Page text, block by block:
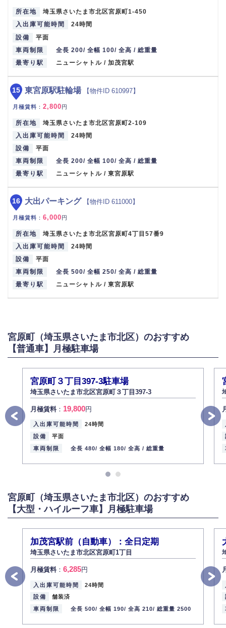
所在地
埼玉県さいたま市北区宮原町1-450
入出庫可能時間
24時間
設備
平面
車両制限
全長 200/ 全幅 100/ 全高 / 総重量
最寄り駅
ニューシャトル / 加茂宮駅
東宮原駅駐輪場 【物件ID 610997】
月極賃料 ： 2,800円
所在地
埼玉県さいたま市北区宮原町2-109
入出庫可能時間
24時間
設備
平面
車両制限
全長 200/ 全幅 100/ 全高 / 総重量
最寄り駅
ニューシャトル / 東宮原駅
15
大出パーキング 【物件ID 611000】
月極賃料 ： 6,000 円
所在地
埼玉県さいたま市北区宮原町4丁目57番9
入出庫可能時間
24時間
設備
平面
車両制限
全長 500/ 全幅 250/ 全高 / 総重量
最寄り駅
ニューシャトル / 東宮原駅
16
宮原町（埼玉県さいたま市北区）のおすすめ
【普通車】月極駐車場
宮原町３丁目397-3駐車場
埼玉県さいたま市北区宮原町３丁目397-3
月極賃料： 19,800円
入出庫可能時間
24時間
設備
平面
車両制限
全長 480/ 全幅 180/ 全高 / 総重量
宮原町（埼玉県さいたま市北区）のおすすめ
【大型・ハイルーフ車】月極駐車場
加茂宮駅前（自動車）：全日定期
埼玉県さいたま市北区宮原町1丁目
月極賃料： 6,285円
入出庫可能時間
24時間
設備
舗装済
車両制限
全長 500/ 全幅 190/ 全高 210/ 総重量 2500